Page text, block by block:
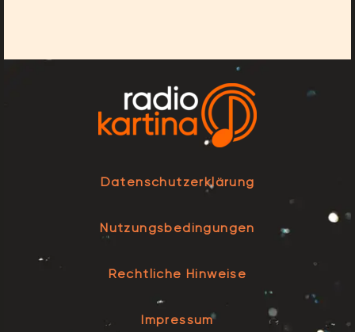
Datenschutzerklärung
Nutzungsbedingungen
Rechtliche Hinweise
Impressum